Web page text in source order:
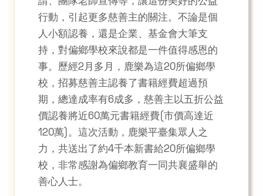
請、團隊老師宣傳等，讓這份美好的公益
行動，引起更多慈善主的關注。不論是個
人小額認養，還是企業、基金會大筆支
持，對偏鄉學校來說都是一件值得感恩的
事。歷經2月多月，鹿樂為這20所偏鄉學
校，招募慈善主認養了書籍經費超過預
期，總達成率有6成多，慈善主以五折公益
價認養將近60萬元書籍經費(市價高達近
120萬)。這次活動，鹿樂平臺集眾人之
力，共送出了約4千本新書給20所偏鄉學
校，非常感謝為偏鄉教育一同共襄盛舉的
善心人士。